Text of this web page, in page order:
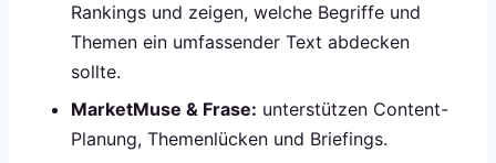
Rankings und zeigen, welche Begriffe und
Themen ein umfassender Text abdecken
sollte.
MarketMuse & Frase: unterstützen Content-
Planung, Themenlücken und Briefings.